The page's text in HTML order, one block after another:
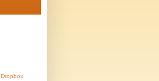
Dropbox